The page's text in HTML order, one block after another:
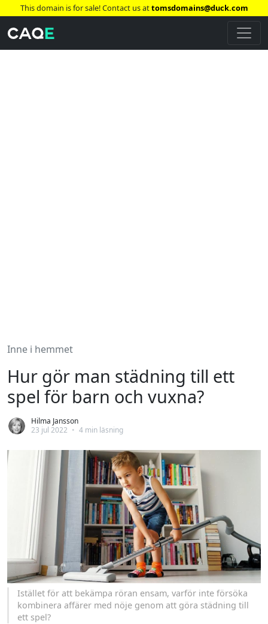
This domain is for sale! Contact us attomsdomains@duck.com
Inne i hemmet
Hur gör man städning till ett
spel för barn och vuxna?
Hilma Jansson
23 jul 2022 • 4 min läsning
Istället för att bekämpa röran ensam, varför inte försöka
kombinera affärer med nöje genom att göra städning till
ett spel?